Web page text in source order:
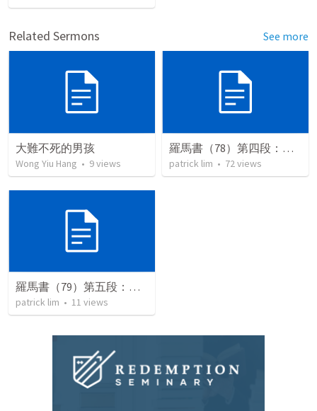
Related Sermons See more
大難不死的男孩
Wong Yiu Hang • 9views
羅馬書（78）第四段：以色列與上帝拯救的計劃
patrick lim • 72 views
羅馬書（79）第五段：基督徒生活指引
patrick lim • 11 views